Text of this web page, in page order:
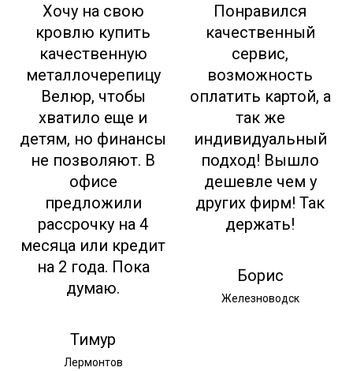
Хочу на свою
кровлю купить
качественную
металлочерепицу
Велюр, чтобы
хватило еще и
детям, но финансы
не позволяют. В
офисе
предложили
рассрочку на 4
месяца или кредит
на 2 года. Пока
думаю.
Тимур
Лермонтов
Понравился
качественный
сервис,
возможность
оплатить картой, а
так же
индивидуальный
подход! Вышло
дешевле чем у
других фирм! Так
держать!
Борис
Железноводск